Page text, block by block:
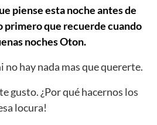
piense esta noche antes de
primero que recuerde cuando
noches Oton.
no hay nada mas que quererte.
gusto. ¿Por qué hacernos los
locura!